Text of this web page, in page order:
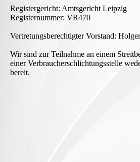
Registergericht: Amtsgericht Leipzig
Registernummer: VR470
Vertretungsberechtigter Vorstand:
Wir sind zur Teilnahme an einem
einer Verbraucherschlichtungsstelle
bereit.